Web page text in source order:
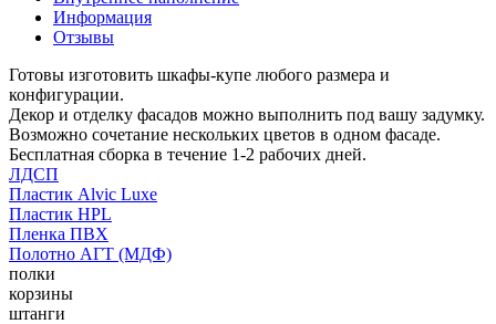
Информация
Отзывы
Готовы изготовить шкафы-купе любого размера и
конфигурации.
Декор и отделку фасадов можно выполнить под вашу задумку.
Возможно сочетание нескольких цветов в одном фасаде.
Бесплатная сборка в течение 1-2 рабочих дней.
ЛДСП
Пластик Alvic Luxe
Пластик HPL
Пленка ПВХ
Полотно АГТ (МДФ)
полки
корзины
штанги